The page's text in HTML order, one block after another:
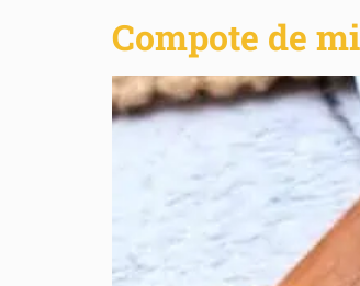
Compote de